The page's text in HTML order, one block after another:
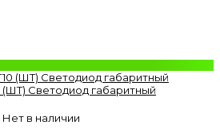
(ШТ) Светодиод габаритный
Нет в наличии